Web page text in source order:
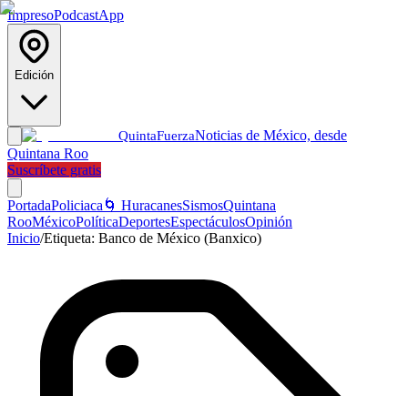
ImpresoPodcastApp
Edición
QuintaFuerzaNoticias de México, desde
Quintana Roo
Suscríbete gratis
PortadaPoliciaca 🌀 HuracanesSismosQuintana
RooMéxicoPolíticaDeportesEspectáculosOpinión
Inicio/Etiqueta: Banco de México (Banxico)